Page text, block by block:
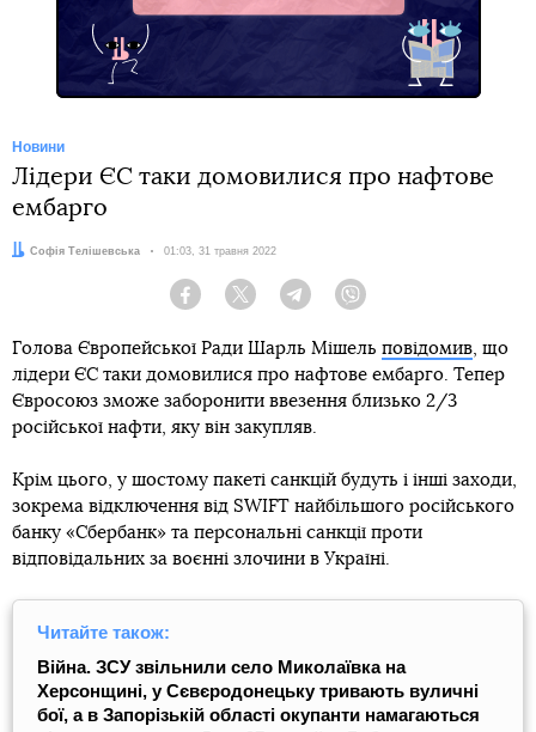
Новини
Лідери ЄС таки домовилися про нафтове
ембарго
Автор:
Софія Телішевська Дата:
01:03, 31 травня 2022
Facebook Twitter Telegram
Голова Європейської Ради Шарль Мішель повідомив, що
лідери ЄС таки домовилися про нафтове ембарго. Тепер
Євросоюз зможе заборонити ввезення близько 2/3
російської нафти, яку він закупляв.
Крім цього, у шостому пакеті санкцій будуть і інші заходи,
зокрема відключення від SWIFT найбільшого російського
банку «Сбербанк» та персональні санкції проти
відповідальних за воєнні злочини в Україні.
Читайте також:
Війна. ЗСУ звільнили село Миколаївка на
Херсонщині, у Сєвєродонецьку тривають вуличні
бої, а в Запорізькій області окупанти намагаються